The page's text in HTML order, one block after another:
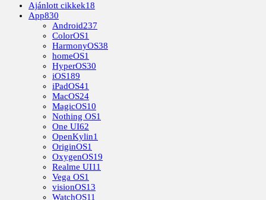
Ajánlott cikkek18
App830
Android237
ColorOS1
HarmonyOS38
homeOS1
HyperOS30
iOS189
iPadOS41
MacOS24
MagicOS10
Nothing OS1
One UI62
OpenKylin1
OriginOS1
OxygenOS19
Realme UI11
Vega OS1
visionOS13
WatchOS11